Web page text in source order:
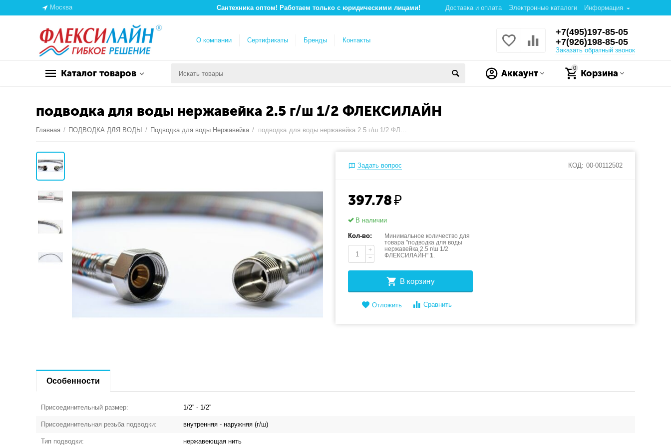
Москва Доставка и оплата Электронные каталоги Информация
Сантехника оптом! Работаем только с юридическими лицами!
О компании Сертификаты Бренды Контакты
+7(495)197-85-05
+7(926)198-85-05
Заказать обратный звонок
Каталог товаров
0
Корзина
Аккаунт
подводка для воды нержавейка 2.5 г/ш 1/2 ФЛЕКСИЛАЙН
Главная / ПОДВОДКА ДЛЯ ВОДЫ / Подводка для воды Нержавейка / подводка для воды нержавейка 2.5 г/ш 1/2 ФЛЕКСИЛАЙН
Задать вопрос КОД: 00-00112502
397.78₽
В наличии
Кол-во:
+
−
Минимальное количество для
товара "подводка для воды
нержавейка 2.5 г/ш 1/2
ФЛЕКСИЛАЙН"1.
В корзину
Отложить Сравнить
Особенности
Присоединительный размер: 1/2'' - 1/2''
Присоединительная резьба подводки: внутренняя - наружняя (г/ш)
Тип подводки: нержавеющая нить